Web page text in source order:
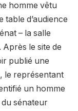
homme vêtu
table d’audience
– la salle
Après le site de
publié une
le représentant
un homme
du sénateur